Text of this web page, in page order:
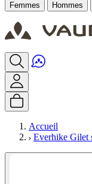
Femmes Hommes
Accueil
Everhike Gilet